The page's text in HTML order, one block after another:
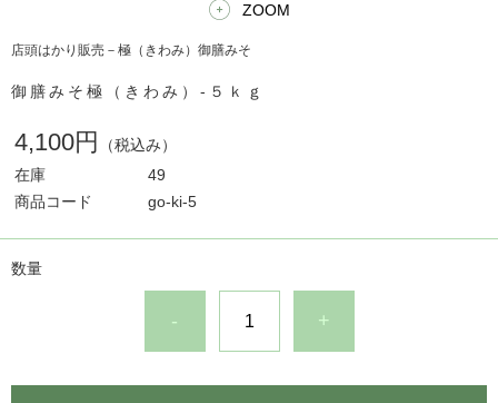
ZOOM
店頭はかり販売－極（きわみ）御膳みそ
御膳みそ極（きわみ）-５ｋｇ
4,100円
（税込み）
在庫
49
商品コード
go-ki-5
数量
- +